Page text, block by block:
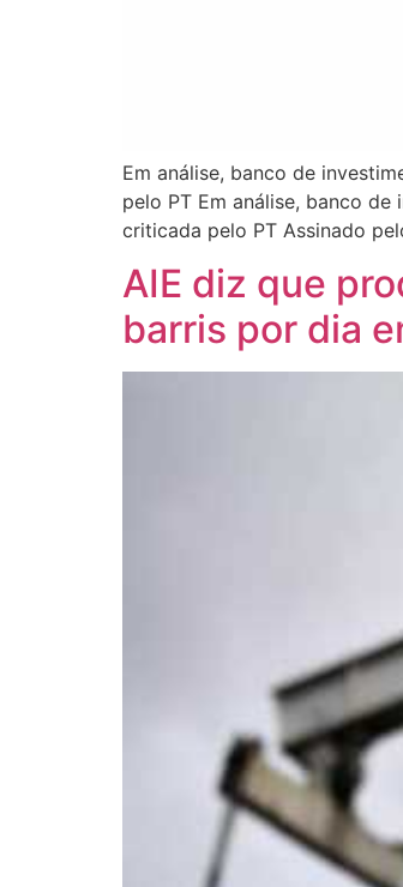
Em análise, banco de
pelo PT Em análise, banco
criticada pelo PT Assinado
AIE diz que
barris por dia